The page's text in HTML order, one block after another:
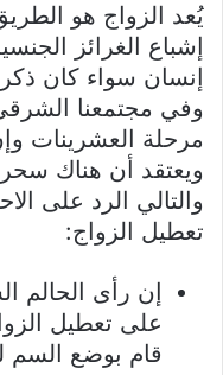
يُعد الزواج هو
إشباع الغرائز
إنسان سواء كان
وفي مجتمعنا
مرحلة العشرينات
ويعتقد أن هناك سحر
والتالي الرد على
تعطيل الزواج:
إن رأى الحالم
على تعطيل
قام بوضع